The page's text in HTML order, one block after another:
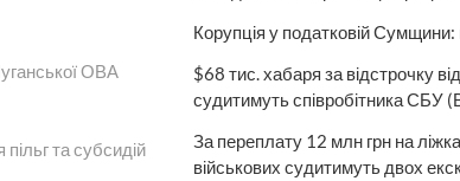
ОВА
та субсидій
Корупція у податковій Сумщини:
$68 тис. хабаря за відстрочку від
судитимуть співробітника СБУ
За переплату 12 млн грн на
військових судитимуть двох